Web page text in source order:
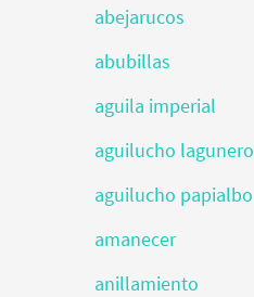
abejarucos
abubillas
aguila imperial
aguilucho lagunero
aguilucho papialbo
amanecer
anillamiento